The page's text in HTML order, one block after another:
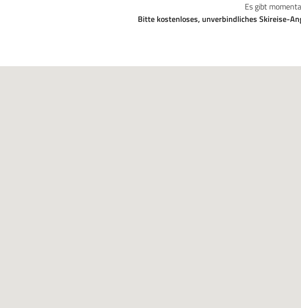
Es gibt
Bitte kostenloses, unverbindliches Skireise-